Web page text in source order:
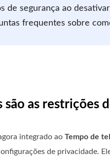
de segurança ao
frequentes sobre
são as restrições
integrado ao Tempo de
de privacidade.